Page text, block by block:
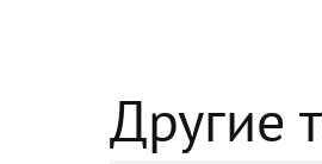
Другие